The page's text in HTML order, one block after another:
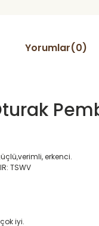
Yorumlar(0)
erkenci.
TSWV
iyi.